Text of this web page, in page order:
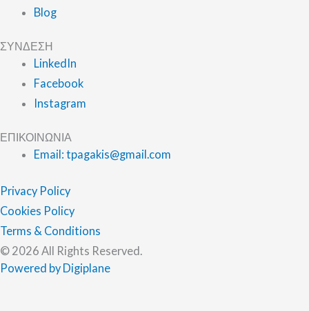
Blog
ΣΥΝΔΕΣΗ
LinkedIn
Facebook
Instagram
ΕΠΙΚΟΙΝΩΝΙΑ
Email: tpagakis@gmail.com
Privacy Policy
Cookies Policy
Terms & Conditions
© 2026 All Rights Reserved.
Powered by Digiplane